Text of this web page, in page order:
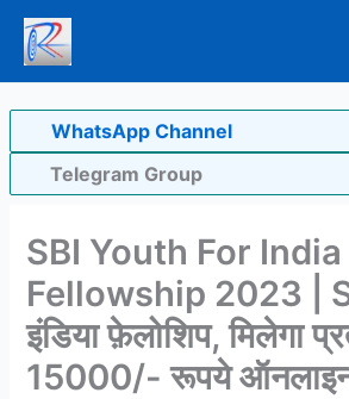
Skip
content
WhatsApp Channel
Telegram Group
SBI Youth For India
Fellowship 2023 |
इंडिया फ़ेलोशिप, मिलेगा
15000/- रूपये